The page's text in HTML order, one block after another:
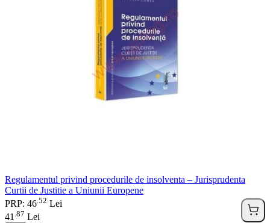
Regulamentul privind procedurile de insolventa – Jurisprudenta
Curtii de Justitie a Uniunii Europene
PRP: 46 52 Lei
41 87 Lei